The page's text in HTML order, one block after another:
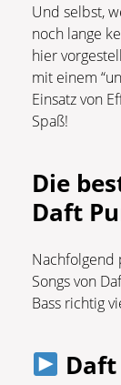
Und selbst,
noch lange
hier
mit einem
Einsatz von
Spaß!
Die
Daft
Nachfolgend
Songs von
Bass richtig
Daft